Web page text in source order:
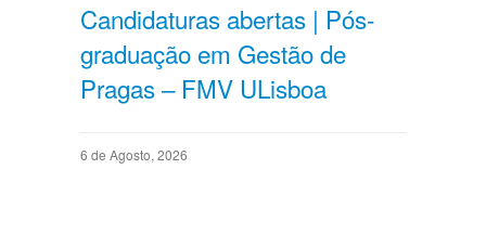
Candidaturas abertas | Pós-
graduação em Gestão de
Pragas – FMV ULisboa
6 de Agosto, 2026